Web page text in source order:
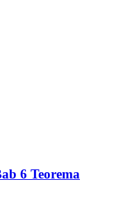
6 Teorema